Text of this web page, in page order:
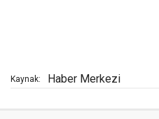
Kaynak: Haber Merkezi